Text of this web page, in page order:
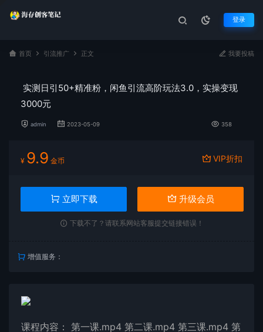
登录
首页 引流推广 正文 我要投稿
实测日引50+精准粉，闲鱼引流高阶玩法3.0，实操变现
3000元
admin 2023-05-09 358
¥ 9.9 金币 VIP折扣
立即下载 升级会员
下载不了？请联系网站客服提交链接错误！
增值服务：
课程内容： 第一课.mp4 第二课.mp4 第三课.mp4 第